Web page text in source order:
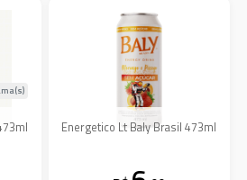
Energetico Lt Baly Brasil 473ml